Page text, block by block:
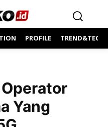
PROFILE
Yang